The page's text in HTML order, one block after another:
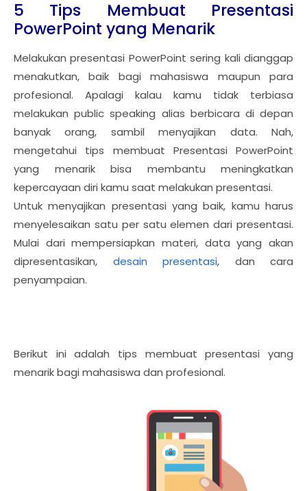
5 Tips Membuat Presentasi
PowerPoint yang Menarik
Melakukan presentasi PowerPoint sering kali dianggap
menakutkan, baik bagi mahasiswa maupun para
profesional. Apalagi kalau kamu tidak terbiasa
melakukan public speaking alias berbicara di depan
banyak orang, sambil menyajikan data. Nah,
mengetahui tips membuat Presentasi PowerPoint
yang menarik bisa membantu meningkatkan
kepercayaan diri kamu saat melakukan presentasi.
Untuk menyajikan presentasi yang baik, kamu harus
menyelesaikan satu per satu elemen dari presentasi.
Mulai dari mempersiapkan materi, data yang akan
dipresentasikan, desain presentasi, dan cara
penyampaian.
Berikut ini adalah tips membuat presentasi yang
menarik bagi mahasiswa dan profesional.